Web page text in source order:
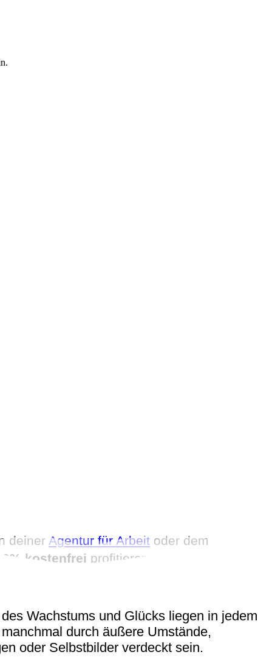
deiner Agentur für Arbeit oder dem
kostenfrei profitieren.
Wachstums und Glücks liegen in jedem
durch äußere Umstände,
oder Selbstbilder verdeckt sein.